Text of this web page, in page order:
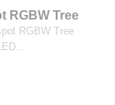
RGBW Tree
RGBW Tree